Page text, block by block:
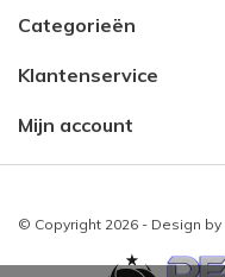
Categorieën
Klantenservice
Mijn account
© Copyright 2026 - Design by